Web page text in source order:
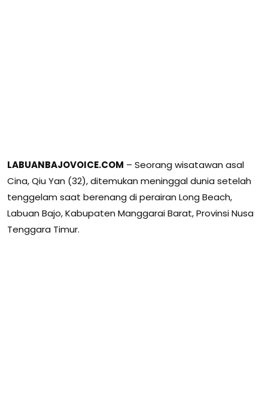
LABUANBAJOVOICE.COM – Seorang wisatawan asal
Cina, Qiu Yan (32), ditemukan meninggal dunia setelah
tenggelam saat berenang di perairan Long Beach,
Labuan Bajo, Kabupaten Manggarai Barat, Provinsi Nusa
Tenggara Timur.